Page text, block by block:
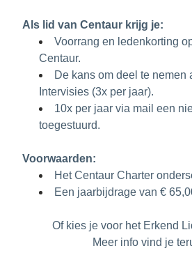
Als lid van Centaur krijg je:
Voorrang en ledenkorting
Centaur.
De kans om deel te nemen
Intervisies (3x per jaar).
10x per jaar via mail een
toegestuurd.
Voorwaarden:
Het Centaur Charter
Een jaarbijdrage van €
Of kies je voor het Erkend
Meer info vind je